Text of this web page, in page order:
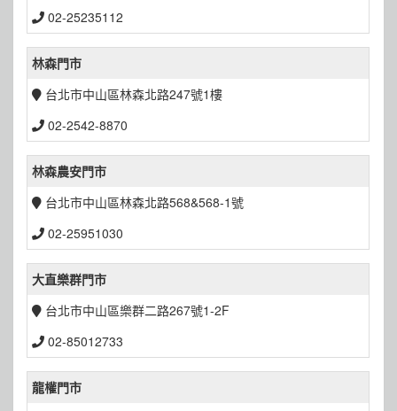
02-25235112
林森門市
台北市中山區林森北路247號1樓
02-2542-8870
林森農安門市
台北市中山區林森北路568&568-1號
02-25951030
大直樂群門市
台北市中山區樂群二路267號1-2F
02-85012733
龍權門市